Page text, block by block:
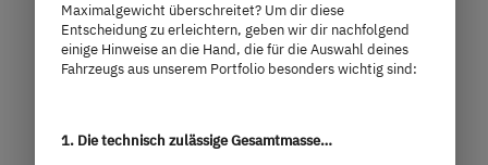
T 7055 EBL
Preis aba)
Maximalgewicht überschreitet? Um dir diese
Entscheidung zu erleichtern, geben wir dir nachfolgend
einige Hinweise an die Hand, die für die Auswahl deines
Fahrzeugs aus unserem Portfolio besonders wichtig sind:
1. Die technisch zulässige Gesamtmasse…